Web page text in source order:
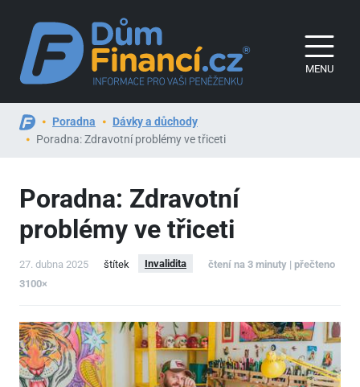
MENU
Poradna
Dávky a důchody
Poradna: Zdravotní problémy ve třiceti
Poradna: Zdravotní
problémy ve třiceti
27. dubna 2025 štítek Invalidita
čtení na 3 minuty | přečteno
3100×